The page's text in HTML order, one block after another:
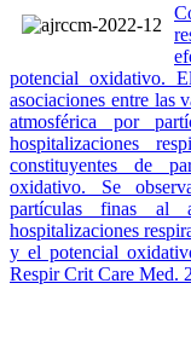
potencial oxidativo.
asociaciones entre las
atmosférica por
hospitalizaciones
constituyentes de
oxidativo. Se
partículas finas al
hospitalizaciones
y el potencial
Respir Crit Care Med.